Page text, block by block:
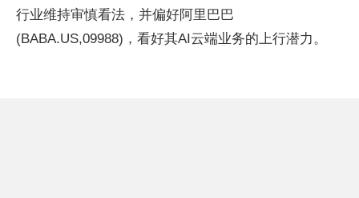
行业维持审慎看法，并偏好阿里巴巴
(BABA.US,09988)，看好其AI云端业务的上行潜力。